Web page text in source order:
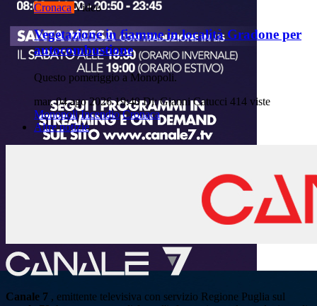
Cronaca Video
Vegetazione in fiamme in località Gradone per
autocombustione
Questo pomeriggio a Monopoli.
mar, 04 ago 2026 19:40 Di: Gianni Catucci 414 viste
Monopoli Incendio Cronaca
Altre notizie
Canale 7 , emittente televisiva con servizio Regione Puglia sul